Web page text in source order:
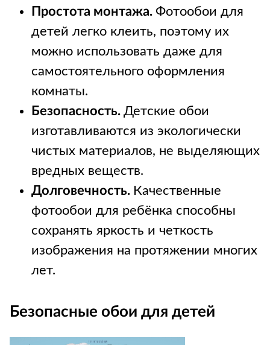
Простота монтажа. Фотообои для
детей легко клеить, поэтому их
можно использовать даже для
самостоятельного оформления
комнаты.
Безопасность. Детские обои
изготавливаются из экологически
чистых материалов, не выделяющих
вредных веществ.
Долговечность. Качественные
фотообои для ребёнка способны
сохранять яркость и четкость
изображения на протяжении многих
лет.
Безопасные обои для детей